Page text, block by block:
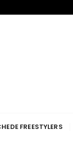
FREESTYLERS